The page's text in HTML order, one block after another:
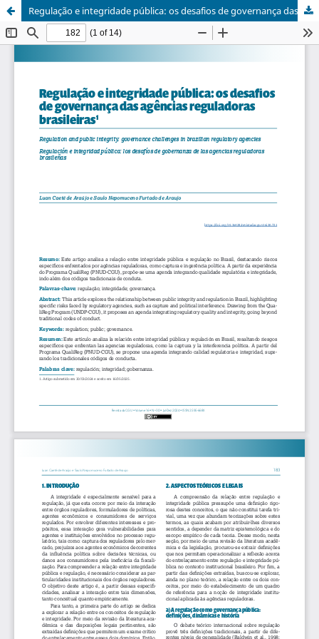
Regulação e integridade pública: os desafios de governança das agências reguladoras brasileiras